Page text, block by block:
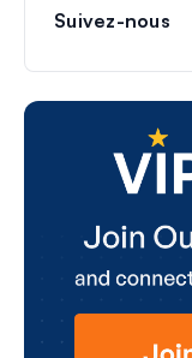
Suivez-nous